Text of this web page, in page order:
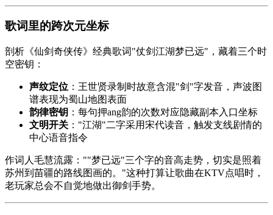
歌词里的跨次元坐标
剖析《仙剑奇侠传》经典歌词"仗剑江湖梦已远"，藏着三个时
空密钥：
声纹定位 ：王世贤录制时故意含混"剑"字发音，声波图
谱表现为蜀山地图表面
韵律密钥 ：每句押ang韵的次数对应隐藏副本入口坐标
文明开关 ："江湖"二字采用宋代读音，触发支线剧情的
中心语音指令
作词人毛慧流露：""梦已远"三个字的音高走势，切实是照着
苏州到苗疆的路线图画的。"这种打算让歌曲在KTV点唱时，
老玩家总会不自觉地做出御剑手势。